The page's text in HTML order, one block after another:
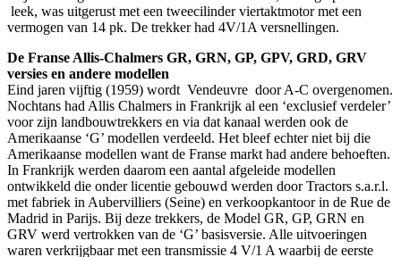
leek, was uitgerust met een tweecilinder viertaktmotor met een
vermogen van 14 pk. De trekker had 4V/1A versnellingen.
De Franse Allis-Chalmers GR, GRN, GP, GPV, GRD, GRV
versies en andere modellen
Eind jaren vijftig (1959) wordt Vendeuvre door A-C overgenomen.
Nochtans had Allis Chalmers in Frankrijk al een ‘exclusief verdeler’
voor zijn landbouwtrekkers en via dat kanaal werden ook de
Amerikaanse ‘G’ modellen verdeeld. Het bleef echter niet bij die
Amerikaanse modellen want de Franse markt had andere behoeften.
In Frankrijk werden daarom een aantal afgeleide modellen
ontwikkeld die onder licentie gebouwd werden door Tractors s.a.r.l.
met fabriek in Aubervilliers (Seine) en verkoopkantoor in de Rue de
Madrid in Parijs. Bij deze trekkers, de Model GR, GP, GRN en
GRV werd vertrokken van de ‘G’ basisversie. Alle uitvoeringen
waren verkrijgbaar met een transmissie 4 V/1 A waarbij de eerste